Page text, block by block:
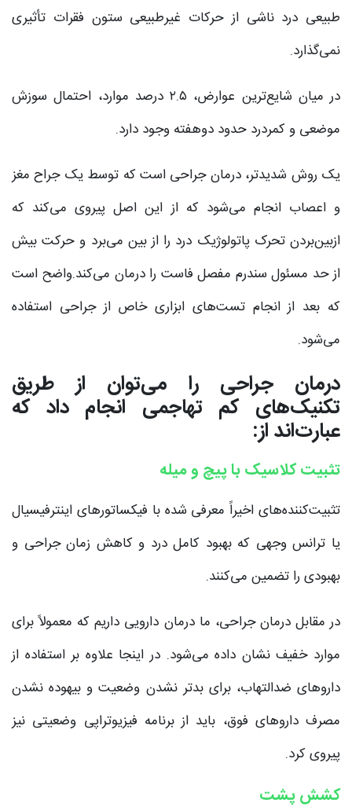
طبیعی درد ناشی از حرکات غیرطبیعی ستون فقرات تأثیری
نمی‌گذارد.
در میان شایع‌ترین عوارض، ۲.۵ درصد موارد، احتمال سوزش
موضعی و کمردرد حدود دوهفته وجود دارد.
یک روش شدیدتر، درمان جراحی است که توسط یک جراح مغز
و اعصاب انجام می‌شود که از این اصل پیروی می‌کند که
ازبین‌بردن تحرک پاتولوژیک درد را از بین می‌برد و حرکت بیش
از حد مسئول سندرم مفصل فاست را درمان می‌کند.واضح است
که بعد از انجام تست‌های ابزاری خاص از جراحی استفاده
می‌شود.
درمان جراحی را می‌توان از طریق
تکنیک‌های کم تهاجمی انجام داد که
عبارت‌اند از:
تثبیت کلاسیک با پیچ و میله
تثبیت‌کننده‌های اخیراً معرفی شده با فیکساتورهای اینترفیسیال
یا ترانس وجهی که بهبود کامل درد و کاهش زمان جراحی و
بهبودی را تضمین می‌کنند.
در مقابل درمان جراحی، ما درمان دارویی داریم که معمولاً برای
موارد خفیف نشان داده می‌شود. در اینجا علاوه بر استفاده از
داروهای ضدالتهاب، برای بدتر نشدن وضعیت و بیهوده نشدن
مصرف داروهای فوق، باید از برنامه فیزیوتراپی وضعیتی نیز
پیروی کرد.
کشش پشت